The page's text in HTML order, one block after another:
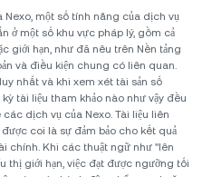
Nexo, một số tính năng của dịch vụ
ở một số khu vực pháp lý, gồm cả
giới hạn, như đã nêu trên Nền tảng
và điều kiện chung có liên quan.
nhất và khi xem xét tài sản số
tài liệu tham khảo nào như vậy đều
dịch vụ của Nexo. Tài liệu liên
coi là sự đảm bảo cho kết quả
chính. Khi các thuật ngữ như "lên
thị giới hạn, việc đạt được ngưỡng tối